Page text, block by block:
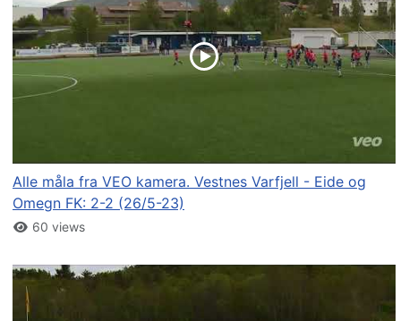
Alle måla fra VEO kamera. Vestnes Varfjell - Eide og
Omegn FK: 2-2 (26/5-23)
60 views